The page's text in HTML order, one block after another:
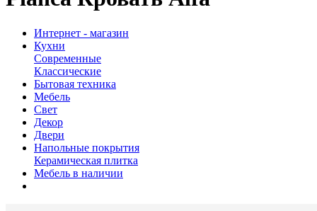
Интернет - магазин
Кухни
Современные
Классические
Бытовая техника
Мебель
Свет
Декор
Двери
Напольные покрытия
Керамическая плитка
Мебель в наличии